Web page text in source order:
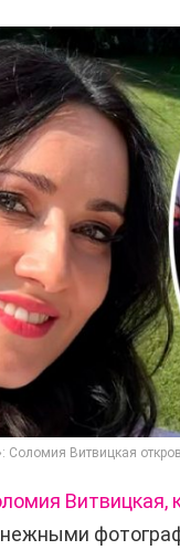
Соломия Витвицкая
Витвицкая,
нежными